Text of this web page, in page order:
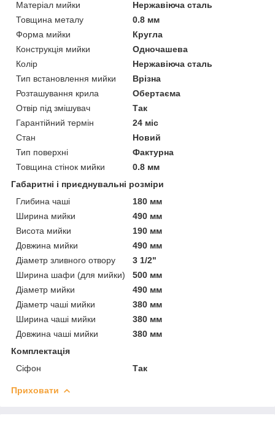
Матеріал мийки
Нержавіюча сталь
Товщина металу
0.8 мм
Форма мийки
Кругла
Конструкція мийки
Одночашева
Колір
Нержавіюча сталь
Тип встановлення мийки
Врізна
Розташування крила
Обертаєма
Отвір під змішувач
Так
Гарантійний термін
24 міс
Стан
Новий
Тип поверхні
Фактурна
Товщина стінок мийки
0.8 мм
Габаритні і приєднувальні розміри
Глибина чаші
180 мм
Ширина мийки
490 мм
Висота мийки
190 мм
Довжина мийки
490 мм
Діаметр зливного отвору
3 1/2"
Ширина шафи (для мийки)
500 мм
Діаметр мийки
490 мм
Діаметр чаші мийки
380 мм
Ширина чаші мийки
380 мм
Довжина чаші мийки
380 мм
Комплектація
Сіфон
Так
Приховати